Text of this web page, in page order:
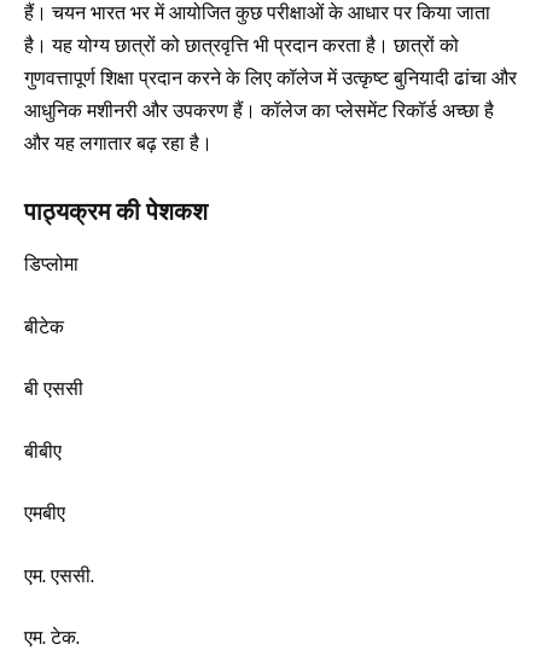
हैं। चयन भारत भर में आयोजित कुछ परीक्षाओं के आधार पर किया जाता
है। यह योग्य छात्रों को छात्रवृत्ति भी प्रदान करता है। छात्रों को
गुणवत्तापूर्ण शिक्षा प्रदान करने के लिए कॉलेज में उत्कृष्ट बुनियादी ढांचा और
आधुनिक मशीनरी और उपकरण हैं। कॉलेज का प्लेसमेंट रिकॉर्ड अच्छा है
और यह लगातार बढ़ रहा है।
पाठ्यक्रम की पेशकश
डिप्लोमा
बीटेक
बी एससी
बीबीए
एमबीए
एम. एससी.
एम. टेक.